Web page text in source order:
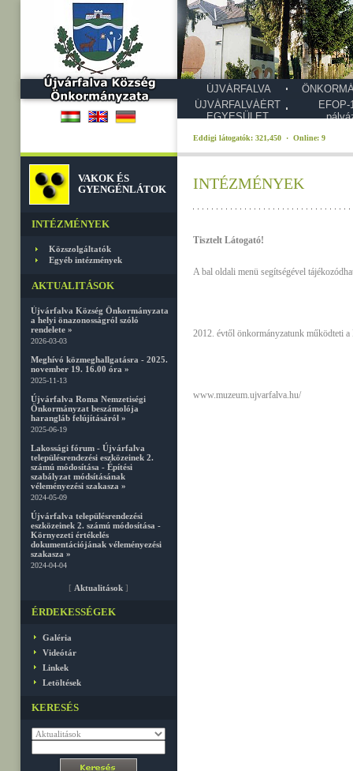
ÚJVÁRFALVA
ÚJVÁRFALVÁÉRT
EGYESÜLET
EFOP-
Eddigi látogatók: 321,450 · Online: 9
VAKOK ÉS
GYENGÉNLÁTOK
INTÉZMÉNYEK
Közszolgáltatók
Egyéb intézmények
AKTUALITÁSOK
Újvárfalva Község Önkormányzata
a helyi önazonosságról szóló
rendelete »
2026-03-03
Meghívó közmeghallgatásra - 2025.
november 19. 16.00 óra »
2025-11-13
Újvárfalva Roma Nemzetiségi
Önkormányzat beszámolója
harangláb felújításáról »
2025-06-19
Lakossági fórum - Újvárfalva
településrendezési eszközeinek 2.
számú módosítása - Építési
szabályzat módsításának
véleményezési szakasza »
2024-05-09
Újvárfalva településrendezési
eszközeinek 2. számú módosítása -
Környezeti értékelés
dokumentációjának véleményezési
szakasza »
2024-04-04
[ Aktualitások ]
ÉRDEKESSÉGEK
Galéria
Videótár
Linkek
Letöltések
KERESÉS
INTÉZMÉNYEK
Tisztelt Látogató!
A bal oldali menü segítségével
2012. évtől önkormányzatunk működteti
www.muzeum.ujvarfalva.hu/